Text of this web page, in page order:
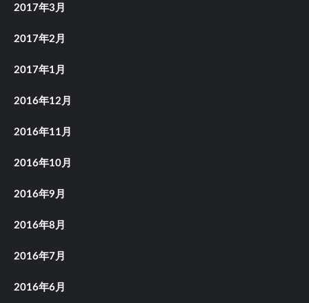
2017年3月
2017年2月
2017年1月
2016年12月
2016年11月
2016年10月
2016年9月
2016年8月
2016年7月
2016年6月